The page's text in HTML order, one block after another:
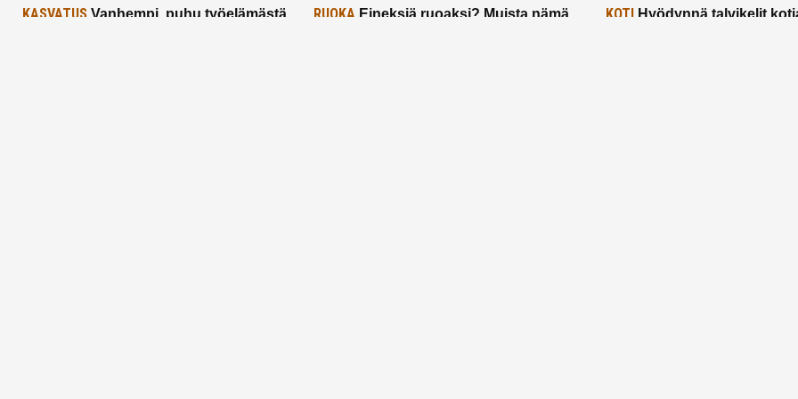
KASVATUS Vanhempi, puhu työelämästä
RUOKA Eineksiä ruoaksi? Muista nämä
KOTIHyödynnä talvikelit